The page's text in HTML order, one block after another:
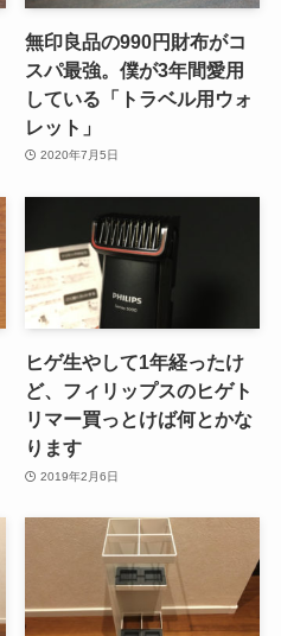
無印良品の990円財布がコ
スパ最強。僕が3年間愛用
している「トラベル用ウォ
レット」
2020年7月5日
ヒゲ生やして1年経ったけ
ど、フィリップスのヒゲト
リマー買っとけば何とかな
ります
2019年2月6日